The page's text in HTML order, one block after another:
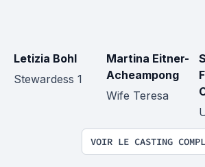
Letizia Bohl
Stewardess 1
Martina Eitner-
Acheampong
Wife Teresa
VOIR LE CASTING